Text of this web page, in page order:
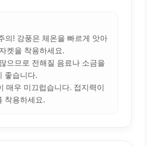
의! 강풍은 체온을 빠르게 앗아
켓을 착용하세요.
으므로 전해질 음료나 소금을
좋습니다.
매우 미끄럽습니다. 접지력이
착용하세요.